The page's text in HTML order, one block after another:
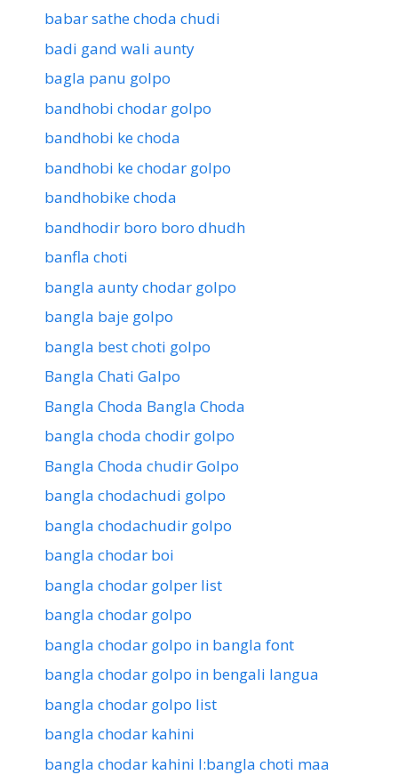
babar sathe choda chudi
badi gand wali aunty
bagla panu golpo
bandhobi chodar golpo
bandhobi ke choda
bandhobi ke chodar golpo
bandhobike choda
bandhodir boro boro dhudh
banfla choti
bangla aunty chodar golpo
bangla baje golpo
bangla best choti golpo
Bangla Chati Galpo
Bangla Choda Bangla Choda
bangla choda chodir golpo
Bangla Choda chudir Golpo
bangla chodachudi golpo
bangla chodachudir golpo
bangla chodar boi
bangla chodar golper list
bangla chodar golpo
bangla chodar golpo in bangla font
bangla chodar golpo in bengali langua
bangla chodar golpo list
bangla chodar kahini
bangla chodar kahini l:bangla choti maa